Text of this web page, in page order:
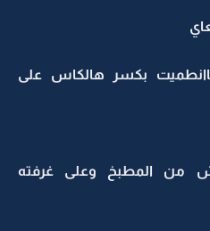
بكسر هالكاس على
من المطبخ وعلى غرفته